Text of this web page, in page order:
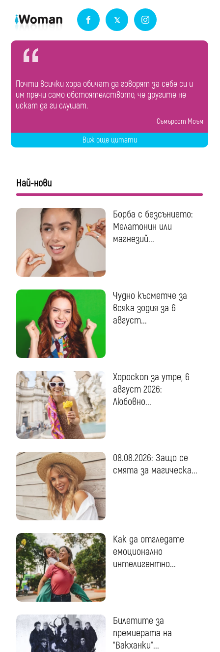
Почти всички хора обичат да говорят за себе си и
им пречи само обстоятелството, че другите не
искат да ги слушат.
Съмърсет Моъм
Виж още цитати
Най-нови
Борба с безсънието:
Мелатонин или
магнезий...
Чудно късметче за
всяка зодия за 6
август...
Хороскоп за утре, 6
август 2026:
Любовно...
08.08.2026: Защо се
смята за магическа...
Как да отгледате
емоционално
интелигентно...
Билетите за
премиерата на
"Вакханки"...